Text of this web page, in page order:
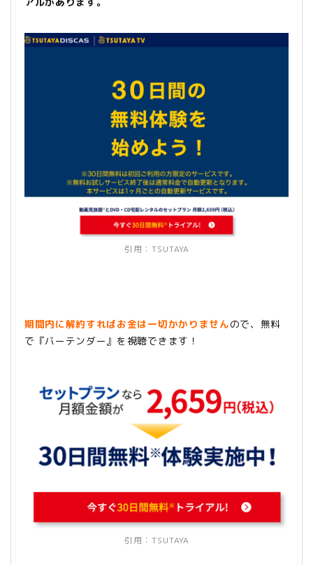
引用： TSUTAYA
期間内に解約すればお金は一切かかりませんので、無料
で『バーテンダー』を視聴できます！
引用： TSUTAYA